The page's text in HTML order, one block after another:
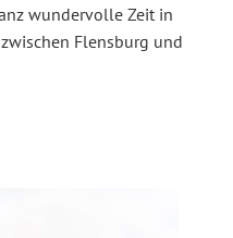
wundervolle Zeit in
Flensburg und